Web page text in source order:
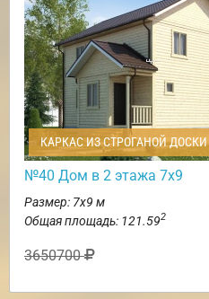
КАРКАС ИЗ СТРОГАНОЙ ДОСКИ
№40 Дом в 2 этажа 7х9
Размер: 7х9 м
Общая площадь: 121.592
3650700